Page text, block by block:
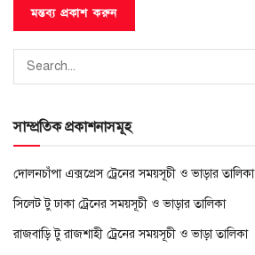
সাম্প্রতিক প্রকাশনাসমূহ
দোলনচাঁপা এক্সপ্রেস ট্রেনের সময়সূচী ও ভাড়ার তালিকা
সিলেট টু ঢাকা ট্রেনের সময়সূচী ও ভাড়ার তালিকা
রাজবাড়ি টু রাজশাহী ট্রেনের সময়সূচী ও ভাড়া তালিকা